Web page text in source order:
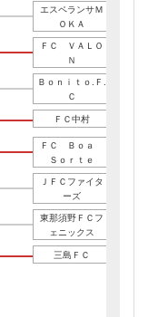
エスペランサＭ
ＯＫＡ
ＦＣ ＶＡＬＯ
Ｎ
Ｂｏｎｉｔｏ.Ｆ.
Ｃ
ＦＣ中村
ＦＣ Ｂｏａ
Ｓｏｒｔｅ
ＪＦＣファイタ
ーズ
東那須野ＦＣフ
ェニックス
三島ＦＣ